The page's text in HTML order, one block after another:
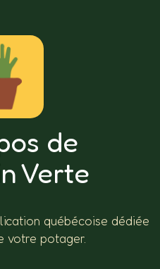
de
Verte
québécoise dédiée
votre potager.